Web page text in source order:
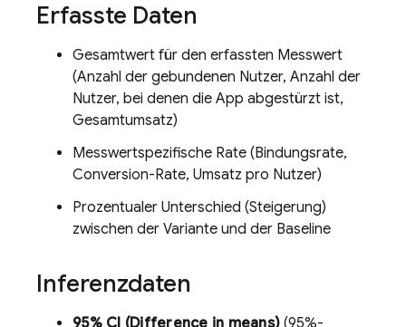
Erfasste Daten
Gesamtwert für den erfassten Messwert
(Anzahl der gebundenen Nutzer, Anzahl der
Nutzer, bei denen die App abgestürzt ist,
Gesamtumsatz)
Messwertspezifische Rate (Bindungsrate,
Conversion-Rate, Umsatz pro Nutzer)
Prozentualer Unterschied (Steigerung)
zwischen der Variante und der Baseline
Inferenzdaten
95% CI (Difference in means) (95%-